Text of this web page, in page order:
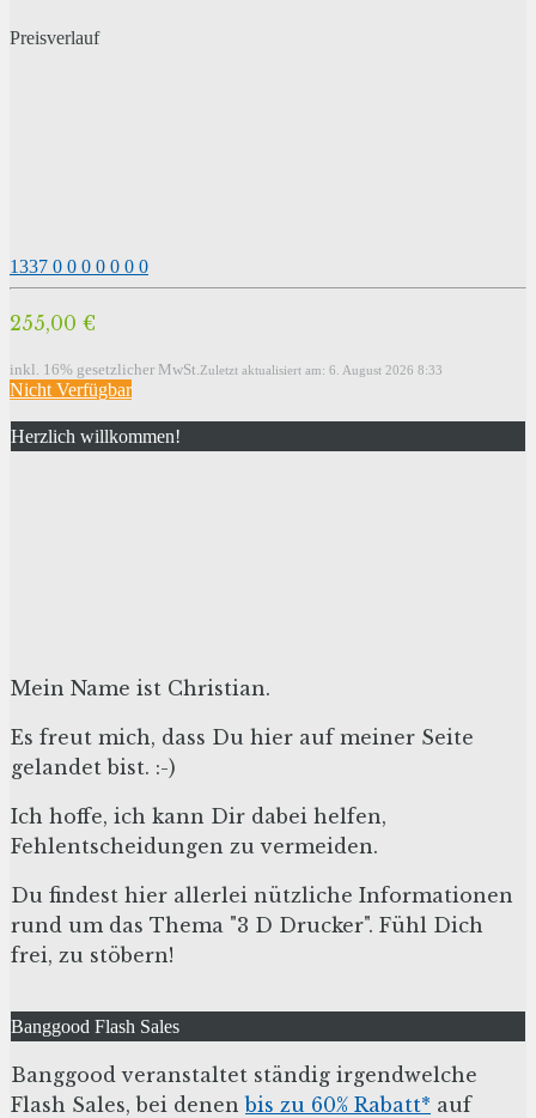
Preisverlauf
1337 0 0 0 0 0 0 0
255,00 €
inkl. 16% gesetzlicher MwSt. Zuletzt aktualisiert am: 6. August 2026 8:33
Nicht Verfügbar
Herzlich willkommen!
Mein Name ist Christian.
Es freut mich, dass Du hier auf meiner Seite
gelandet bist. :-)
Ich hoffe, ich kann Dir dabei helfen,
Fehlentscheidungen zu vermeiden.
Du findest hier allerlei nützliche Informationen
rund um das Thema "3 D Drucker". Fühl Dich
frei, zu stöbern!
Banggood Flash Sales
Banggood veranstaltet ständig irgendwelche
Flash Sales, bei denenbis zu 60% Rabatt* auf